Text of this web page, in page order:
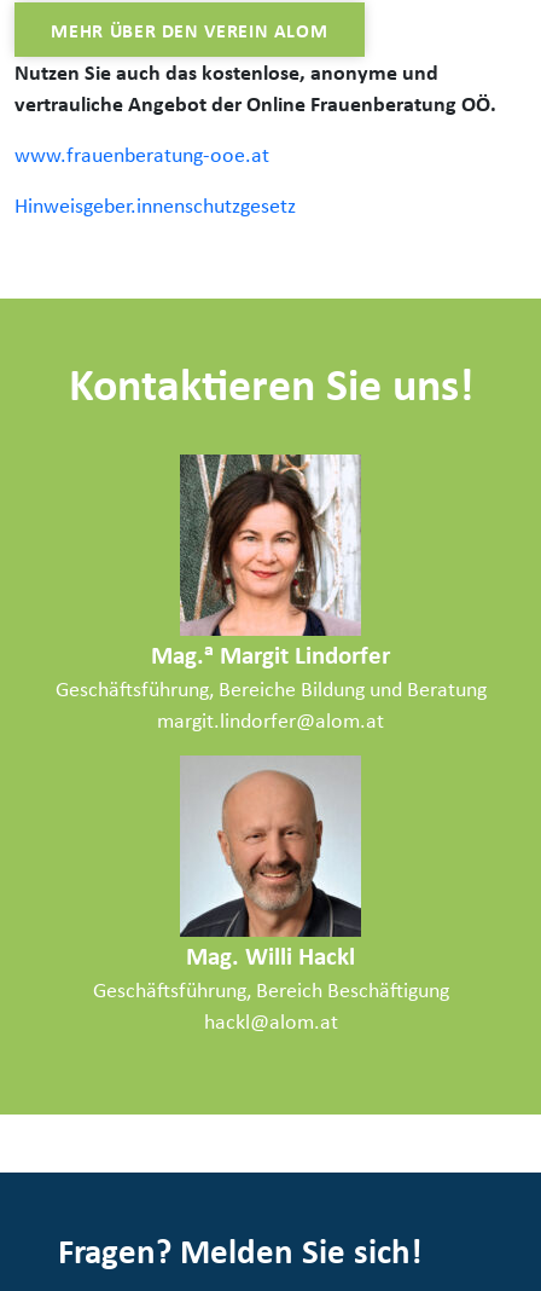
MEHR ÜBER DEN VEREIN ALOM
Nutzen Sie auch das kostenlose, anonyme und
vertrauliche Angebot der Online Frauenberatung OÖ.
www.frauenberatung-ooe.at
Hinweisgeber.innenschutzgesetz
Kontaktieren Sie uns!
Mag.a Margit Lindorfer
Geschäftsführung, Bereiche Bildung und Beratung
margit.lindorfer@alom.at
Mag. Willi Hackl
Geschäftsführung, Bereich Beschäftigung
hackl@alom.at
Fragen? Melden Sie sich!